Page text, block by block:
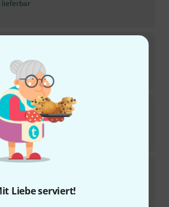
Liebe serviert!
lieferbar
lieferbar
Soft Hand Pad
2
lieferbar
€
Assilex InterfaceHandSandBlock
lieferbar